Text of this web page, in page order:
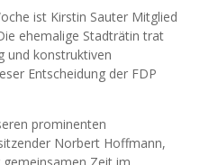
ist Kirstin Sauter Mitglied
ehemalige Stadträtin trat
und konstruktiven
Entscheidung der FDP
prominenten
Norbert Hoffmann,